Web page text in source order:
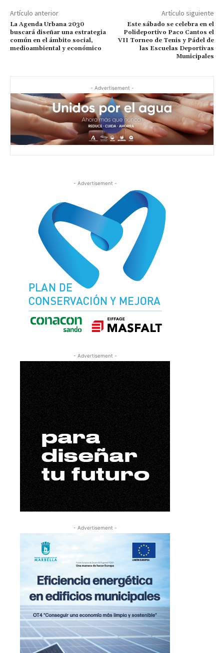
Artículo anterior
La Agenda Urbana 2030
buscará diseñar una estrategia
común en el ámbito social,
medioambiental y económico
Artículo siguiente
Este sábado se celebra en el
Polideportivo Paco Cantos el
VII Torneo de Tenis y Pádel de
las Escuelas Deportivas
Municipales
- Advertisement -
- Advertisement -
- Advertisement -
- Advertisement -